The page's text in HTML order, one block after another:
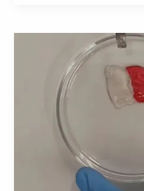
konkursie